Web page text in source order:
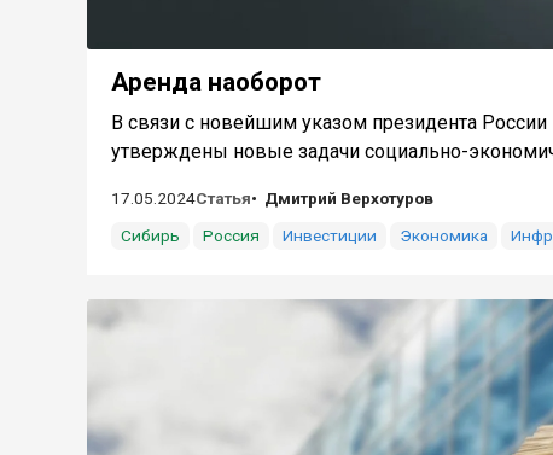
Аренда наоборот
В связи с новейшим указом президента
утверждены новые задачи социально-
17.05.2024Статья
Дмитрий Верхотуров
Сибирь
Россия Инвестиции Экономика